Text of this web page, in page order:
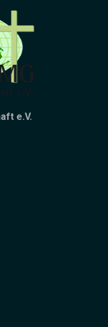
e.V.